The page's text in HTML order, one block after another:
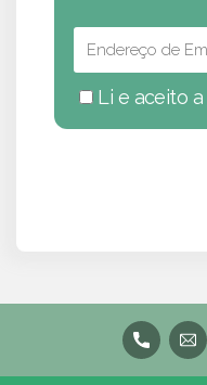
Li e aceito a